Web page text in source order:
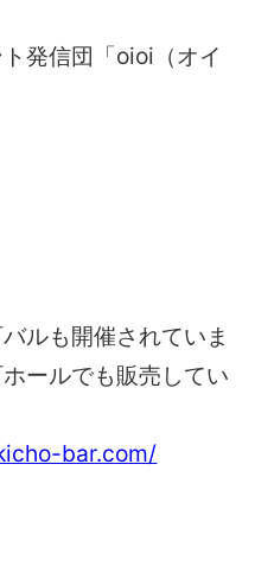
発信団「oioi（オイ
ルも開催されていま
ールでも販売してい
bar.com/